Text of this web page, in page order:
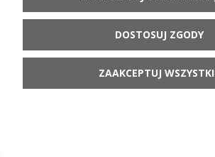
GU524DEK166A
DOSTOSUJ ZGODY
ZAAKCEPTUJ